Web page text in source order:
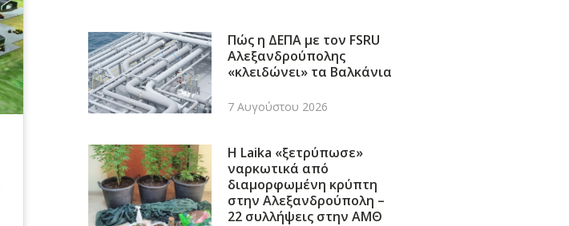
Πώς η ΔΕΠΑ με τον FSRU
Αλεξανδρούπολης
«κλειδώνει» τα Βαλκάνια
7 Αυγούστου 2026
Η Laika «ξετρύπωσε»
ναρκωτικά από
διαμορφωμένη κρύπτη
στην Αλεξανδρούπολη –
22 συλλήψεις στην ΑΜΘ